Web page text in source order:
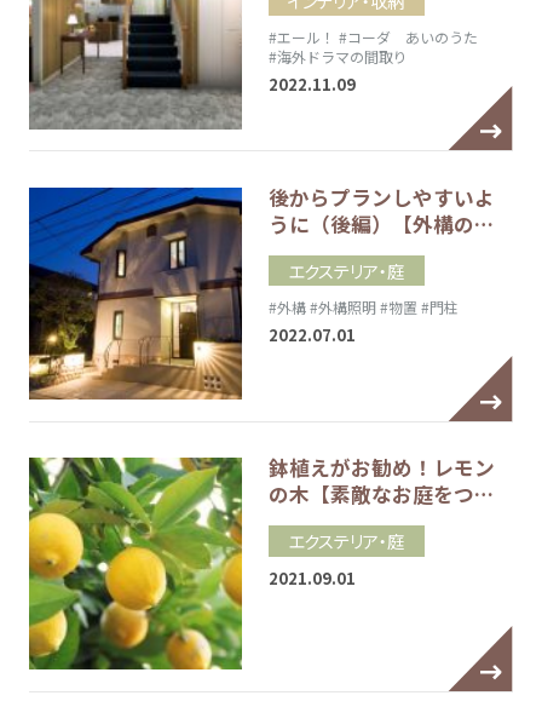
#エール！ #コーダ あいのうた
#海外ドラマの間取り
2022.11.09
後からプランしやすいよ
うに（後編）【外構の…
エクステリア・庭
#外構#外構照明 #物置 #門柱
2022.07.01
鉢植えがお勧め！レモン
の木【素敵なお庭をつ…
エクステリア・庭
2021.09.01